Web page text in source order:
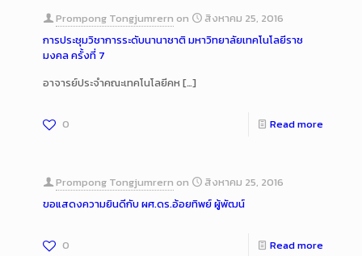
Prompong Tongjumrern on
สิงหาคม 25, 2016
การประชุมวิชาการระดับนานาชาติ มหาวิทยาลัยเทคโนโลยีราช
มงคล ครั้งที่ 7
อาจารย์ประจำคณะเทคโนโลยีคห […]
0 Read more
Prompong Tongjumrern on
สิงหาคม 25, 2016
ขอแสดงความยินดีกับ ผศ.ดร.อ้อยทิพย์ ผู้พัฒน์
0 Read more